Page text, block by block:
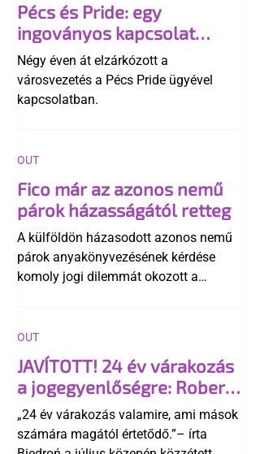
Pécs és Pride: egy
ingoványos kapcsolat
története
Négy éven át elzárkózott a
városvezetés a Pécs Pride ügyével
kapcsolatban.
Fico már az azonos nemű
párok házasságától retteg
A külföldön házasodott azonos nemű
párok anyakönyvezésének kérdése
komoly jogi dilemmát okozott a
egyértelműen tiltja a házasságuk
elismerését. Közben az ellenzéken belül
is vita robbant ki arról, hogy vissza
kellene-e vonni a kormány konzervatív
alkotmánymódosítását
OUT
JAVÍTOTT! 24 év várakozás
a jogegyenlőségre: Robert
Biedroń megindító üzenete
a lengyel bejegyzett
élettársi kapcsolatokért
„24 év várakozás valamire, ami mások
számára magától értetődő.”– írta
OUT